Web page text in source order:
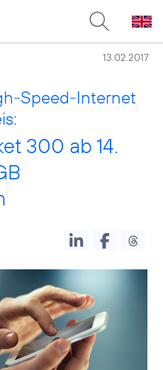
13.02.2017
Speed-Internet
300 ab 14.